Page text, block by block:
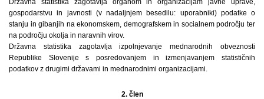
gospodarstvu in javnosti (v nadaljnjem besedilu: uporabniki) podatke o
stanju in gibanjih na ekonomskem, demografskem in socialnem področju ter
na področju okolja in naravnih virov.
Državna statistika zagotavlja izpolnjevanje mednarodnih obveznosti
Republike Slovenije s posredovanjem in izmenjavanjem statističnih
podatkov z drugimi državami in mednarodnimi organizacijami.
2. člen